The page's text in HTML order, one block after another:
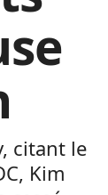
citant le
Kim